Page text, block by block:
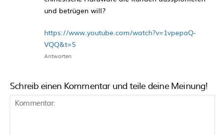
und betrügen will?
https://www.youtube.com/watch?v=1vpepaQ-
VQQ&t=5
Antworten
Schreib einen Kommentar und teile deine Meinung!